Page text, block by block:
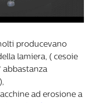
producevano
lamiera, ( cesoie
abbastanza
ad erosione a